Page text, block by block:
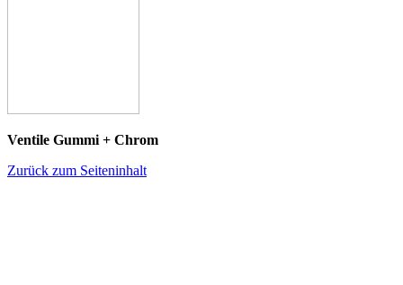
Ventile Gummi + Chrom
Zurück zum Seiteninhalt